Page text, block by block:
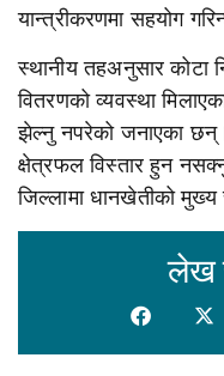
यान्त्रीकरणमा सहयोग
स्थानीय तहअनुसार कोटा
वितरणको व्यवस्था
झेल्नु नपरेको जनाएका
क्षेत्रफल विस्तार हुन
जिल्लामा धानखेतीको
लेख